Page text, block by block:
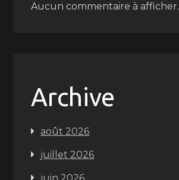
Aucun commentaire à afficher.
Archive
août 2026
juillet 2026